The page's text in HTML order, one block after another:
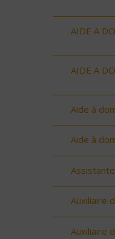
AIDE A
AIDE A
Aide à
Aide à
Auxiliaire
Auxiliaire